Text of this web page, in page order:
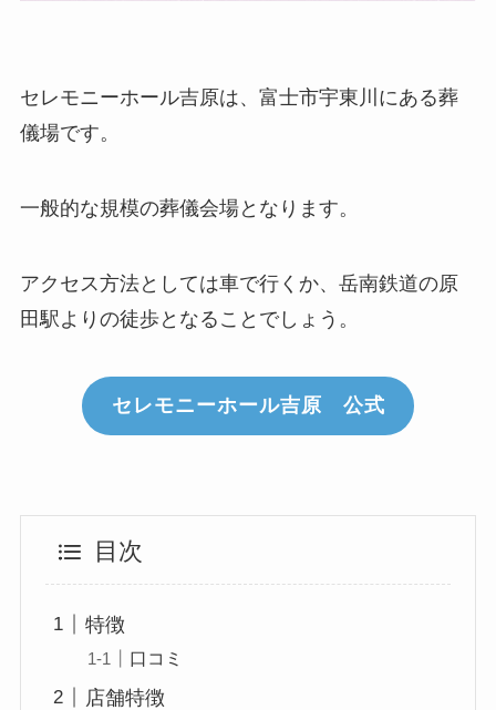
セレモニーホール吉原は、富士市宇東川にある葬
儀場です。
一般的な規模の葬儀会場となります。
アクセス方法としては車で行くか、岳南鉄道の原
田駅よりの徒歩となることでしょう。
セレモニーホール吉原 公式
目次
特徴
口コミ
店舗特徴